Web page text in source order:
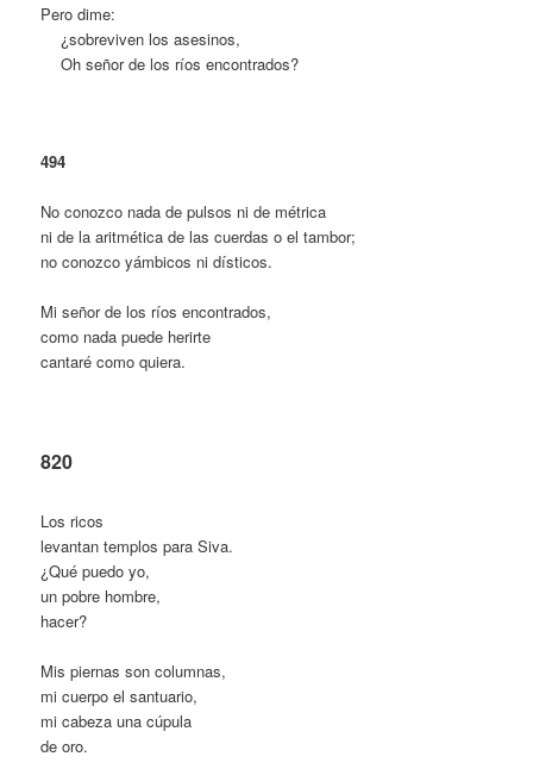
Pero dime:
¿sobreviven los asesinos,
Oh señor de los ríos encontrados?
494
No conozco nada de pulsos ni de métrica
ni de la aritmética de las cuerdas o el tambor;
no conozco yámbicos ni dísticos.
Mi señor de los ríos encontrados,
como nada puede herirte
cantaré como quiera.
820
Los ricos
levantan templos para Siva.
¿Qué puedo yo,
un pobre hombre,
hacer?
Mis piernas son columnas,
mi cuerpo el santuario,
mi cabeza una cúpula
de oro.